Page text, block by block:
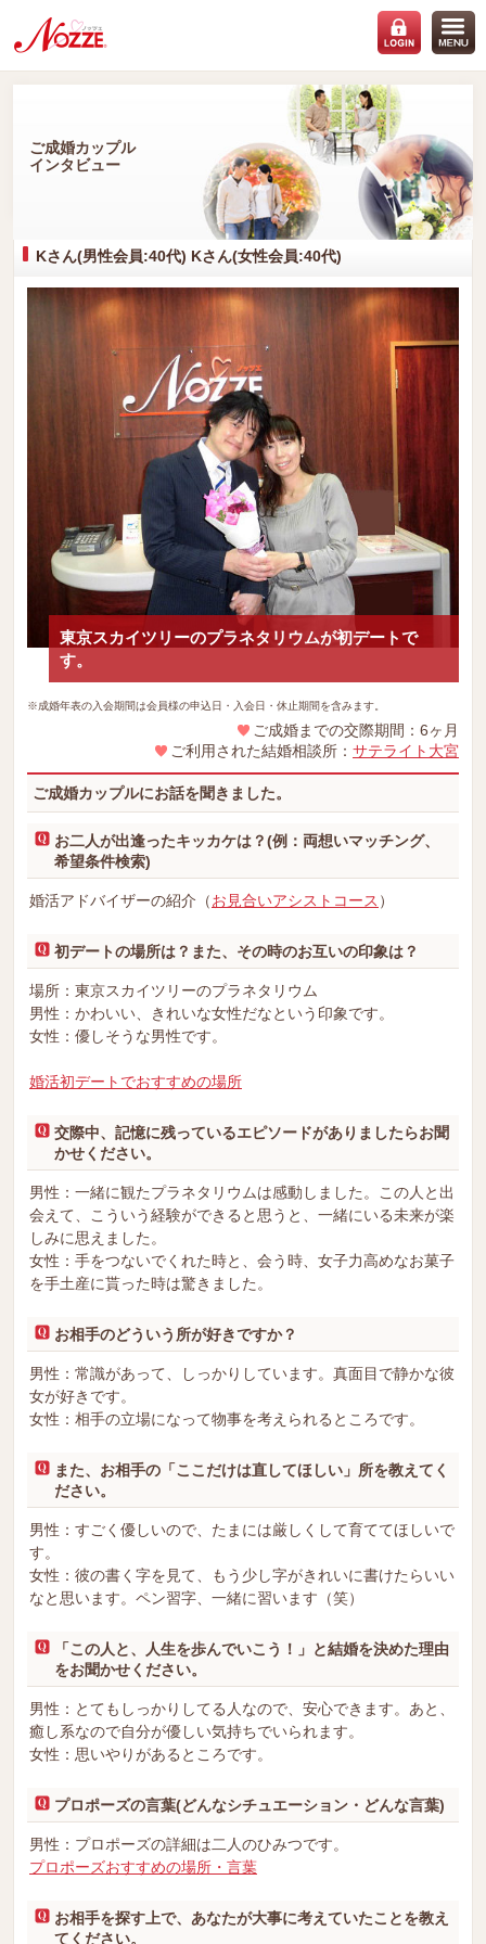
ご成婚カップル
インタビュー
Kさん(男性会員:40代) Kさん(女性会員:40代)
東京スカイツリーのプラネタリウムが初デートで
す。
※成婚年表の入会期間は会員様の申込日・入会日・休止期間を含みます。
ご成婚までの交際期間：6ヶ月
ご利用された結婚相談所： サテライト大宮
ご成婚カップルにお話を聞きました。
お二人が出逢ったキッカケは？(例：両想いマッチング、
希望条件検索)
婚活アドバイザーの紹介（お見合いアシストコース ）
初デートの場所は？また、その時のお互いの印象は？
場所：東京スカイツリーのプラネタリウム
男性：かわいい、きれいな女性だなという印象です。
女性：優しそうな男性です。
婚活初デートでおすすめの場所
交際中、記憶に残っているエピソードがありましたらお聞
かせください。
男性：一緒に観たプラネタリウムは感動しました。この人と出
会えて、こういう経験ができると思うと、一緒にいる未来が楽
しみに思えました。
女性：手をつないでくれた時と、会う時、女子力高めなお菓子
を手土産に貰った時は驚きました。
お相手のどういう所が好きですか？
男性：常識があって、しっかりしています。真面目で静かな彼
女が好きです。
女性：相手の立場になって物事を考えられるところです。
また、お相手の「ここだけは直してほしい」所を教えてく
ださい。
男性：すごく優しいので、たまには厳しくして育ててほしいで
す。
女性：彼の書く字を見て、もう少し字がきれいに書けたらいい
なと思います。ペン習字、一緒に習います（笑）
「この人と、人生を歩んでいこう！」と結婚を決めた理由
をお聞かせください。
男性：とてもしっかりしてる人なので、安心できます。あと、
癒し系なので自分が優しい気持ちでいられます。
女性：思いやりがあるところです。
プロポーズの言葉(どんなシチュエーション・どんな言葉)
男性：プロポーズの詳細は二人のひみつです。
プロポーズおすすめの場所・言葉
お相手を探す上で、あなたが大事に考えていたことを教え
てください。